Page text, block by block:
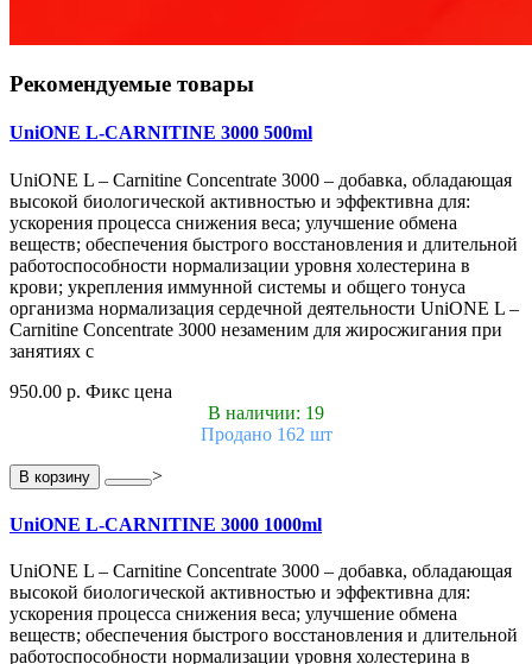
Рекомендуемые товары
UniONE L-CARNITINE 3000 500ml
UniONE L – Carnitine Concentrate 3000 – добавка, обладающая
высокой биологической активностью и эффективна для:
ускорения процесса снижения веса; улучшение обмена
веществ; обеспечения быстрого восстановления и длительной
работоспособности нормализации уровня холестерина в
крови; укрепления иммунной системы и общего тонуса
организма нормализация сердечной деятельности UniONE L –
Carnitine Concentrate 3000 незаменим для жиросжигания при
занятиях с
950.00 р. Фикс цена
В наличии: 19
Продано 162 шт
В корзину >
UniONE L-CARNITINE 3000 1000ml
UniONE L – Carnitine Concentrate 3000 – добавка, обладающая
высокой биологической активностью и эффективна для:
ускорения процесса снижения веса; улучшение обмена
веществ; обеспечения быстрого восстановления и длительной
работоспособности нормализации уровня холестерина в